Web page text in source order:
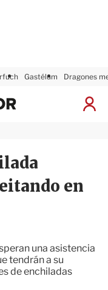
Gastélum Dragones
I
n
x
i
o
r
en
una asistencia
tendrán a su
de enchiladas